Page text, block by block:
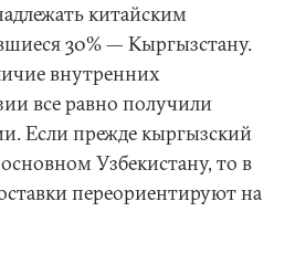
китайским
30% — Кыргызстану.
внутренних
все равно получили
Если прежде кыргызский
Узбекистану, то в
переориентируют на